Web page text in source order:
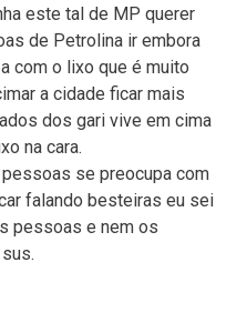
este tal de MP querer
de Petrolina ir embora
com o lixo que é muito
a cidade ficar mais
dos gari vive em cima
na cara.
se preocupa com
falando besteiras eu sei
pessoas e nem os